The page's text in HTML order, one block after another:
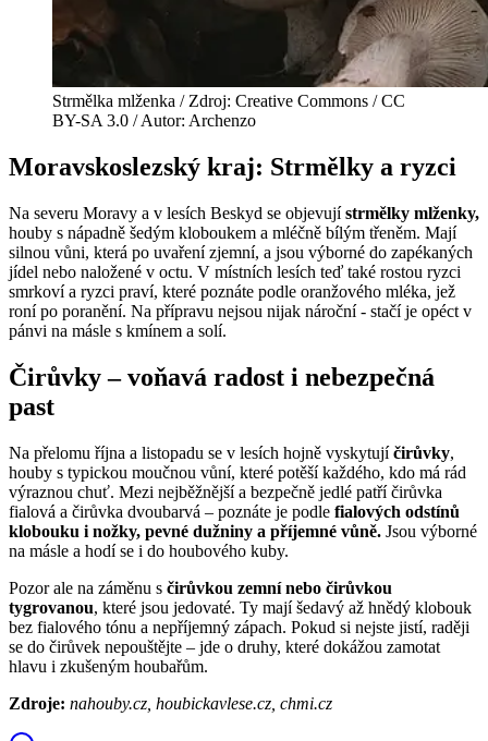
Strmělka mlženka / Zdroj: Creative Commons / CC
BY-SA 3.0 / Autor: Archenzo
Moravskoslezský kraj: Strmělky a ryzci
Na severu Moravy a v lesích Beskyd se objevujístrmělky mlženky,
houby s nápadně šedým kloboukem a mléčně bílým třeněm. Mají
silnou vůni, která po uvaření zjemní, a jsou výborné do zapékaných
jídel nebo naložené v octu. V místních lesích teď také rostou ryzci
smrkoví a ryzci praví, které poznáte podle oranžového mléka, jež
roní po poranění. Na přípravu nejsou nijak nároční - stačí je opéct v
pánvi na másle s kmínem a solí.
Čirůvky – voňavá radost i nebezpečná
past
Na přelomu října a listopadu se v lesích hojně vyskytujíčirůvky,
houby s typickou moučnou vůní, které potěší každého, kdo má rád
výraznou chuť. Mezi nejběžnější a bezpečně jedlé patří čirůvka
fialová a čirůvka dvoubarvá – poznáte je podle fialových odstínů
klobouku i nožky, pevné dužniny a příjemné vůně. Jsou výborné
na másle a hodí se i do houbového kuby.
Pozor ale na záměnu s čirůvkou zemní nebo čirůvkou
tygrovanou, které jsou jedovaté. Ty mají šedavý až hnědý klobouk
bez fialového tónu a nepříjemný zápach. Pokud si nejste jistí, raději
se do čirůvek nepouštějte – jde o druhy, které dokážou zamotat
hlavu i zkušeným houbařům.
Zdroje: nahouby.cz, houbickavlese.cz, chmi.cz